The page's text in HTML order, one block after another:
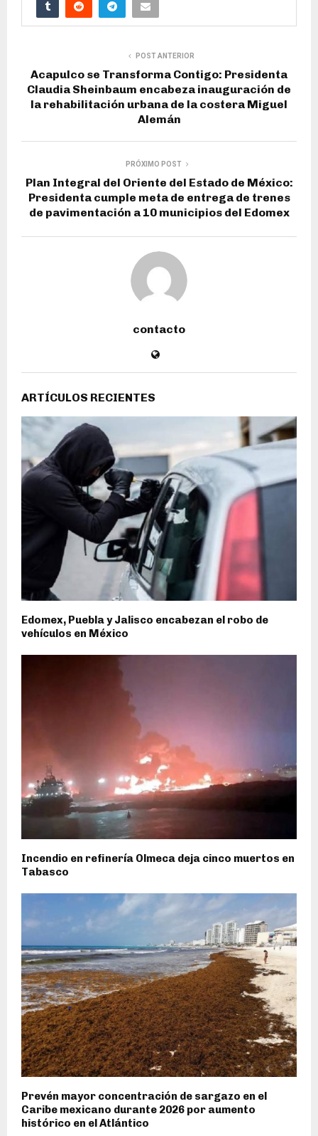
POST ANTERIOR
Acapulco se Transforma Contigo: Presidenta
Claudia Sheinbaum encabeza inauguración de
la rehabilitación urbana de la costera Miguel
Alemán
PRÓXIMO POST
Plan Integral del Oriente del Estado de México:
Presidenta cumple meta de entrega de trenes
de pavimentación a 10 municipios del Edomex
contacto
ARTÍCULOS RECIENTES
Edomex, Puebla y Jalisco encabezan el robo de
vehículos en México
Incendio en refinería Olmeca deja cinco muertos en
Tabasco
Prevén mayor concentración de sargazo en el
Caribe mexicano durante 2026 por aumento
histórico en el Atlántico